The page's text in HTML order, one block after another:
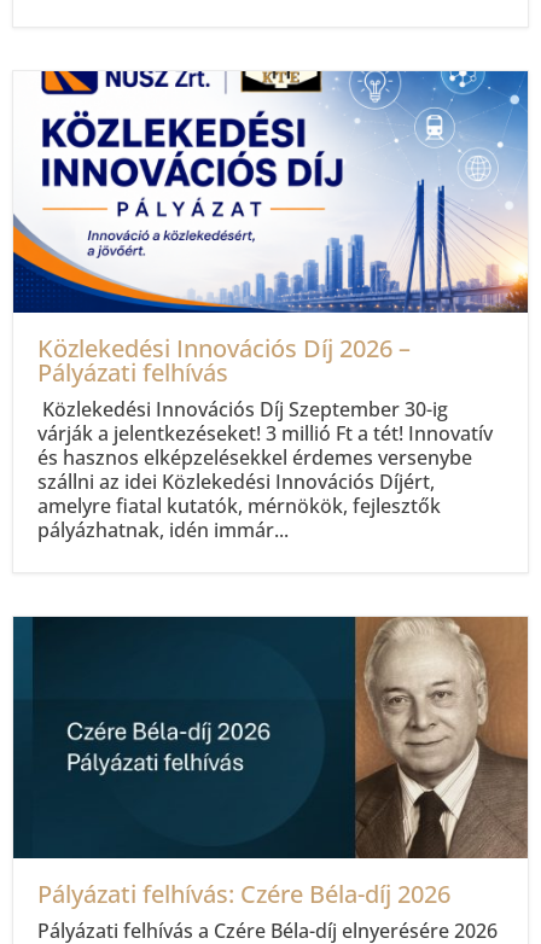
Közlekedési Innovációs Díj 2026 –
Pályázati felhívás
Közlekedési Innovációs Díj Szeptember 30-ig
várják a jelentkezéseket! 3 millió Ft a tét! Innovatív
és hasznos elképzelésekkel érdemes versenybe
szállni az idei Közlekedési Innovációs Díjért,
amelyre fiatal kutatók, mérnökök, fejlesztők
pályázhatnak, idén immár...
Pályázati felhívás: Czére Béla-díj 2026
Pályázati felhívás a Czére Béla-díj elnyerésére 2026